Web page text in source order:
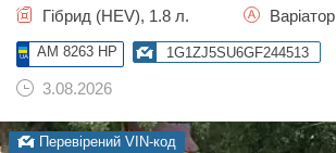
Гібрид (HEV), 1.8 л.
Варіатор
AM 8263 HP 1G1ZJ5SU6GF244513
3.08.2026
Перевірений VIN-код